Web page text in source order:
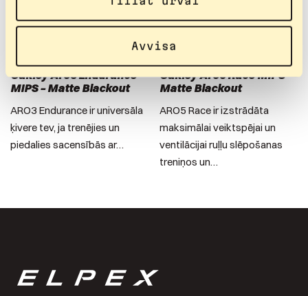
Avvisa
Oakley Aro3 Endurance
MIPS – Matte Blackout
ARO3 Endurance ir universāla
ķivere tev, ja trenējies un
piedalies sacensībās ar…
Oakley Aro5 Race MIPS –
Matte Blackout
ARO5 Race ir izstrādāta
maksimālai veiktspējai un
ventilācijai ruļļu slēpošanas
treniņos un…